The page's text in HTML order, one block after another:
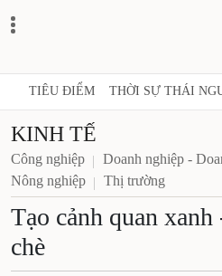
TIÊU ĐIỂM THỜI SỰ THÁI
KINH TẾ
Công nghiệp Doanh nghiệp -
Nông nghiệp
Thị trường
Tạo cảnh quan
chè